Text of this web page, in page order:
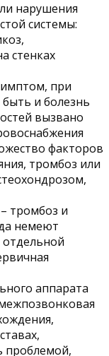
нарушения
системы:
стенках
при
и болезнь
вызвано
факторов
тромбоз или
тромбоз и
немеют
аппарата
проблемой,